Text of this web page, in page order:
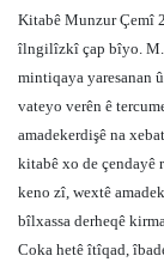
Kitabê Munzur Çemî
îlngilîzkî çap bîyo. M.
mintiqaya yaresanan
vateyo verên ê
amadekerdişê na
kitabê xo de çendayê
keno zî, wextê
bîlxassa derheqê
Coka hetê îtîqad,